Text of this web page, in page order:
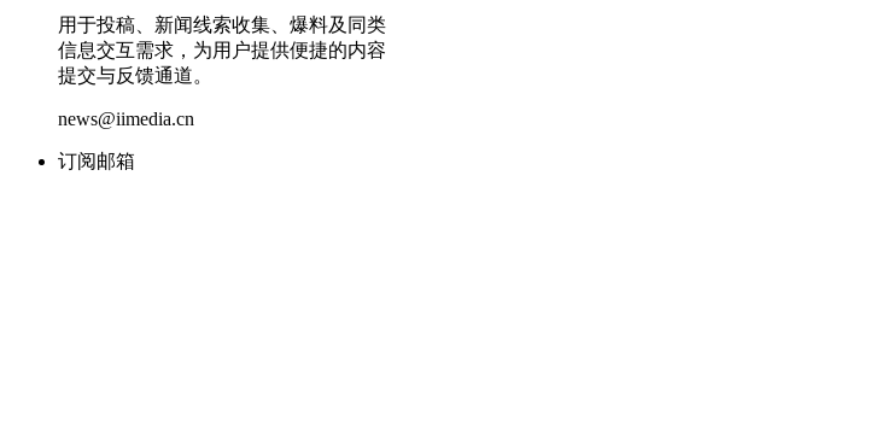
用于投稿、新闻线索收集、爆料及同类
信息交互需求，为用户提供便捷的内容
提交与反馈通道。
news@iimedia.cn
订阅邮箱